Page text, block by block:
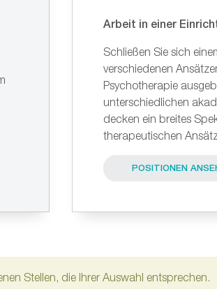
Arbeit in einer
Schließen Sie sich
verschiedenen
Psychotherapie
unterschiedlichen
decken ein breites
therapeutischen
Stellen, die Ihrer Auswahl entsprechen.